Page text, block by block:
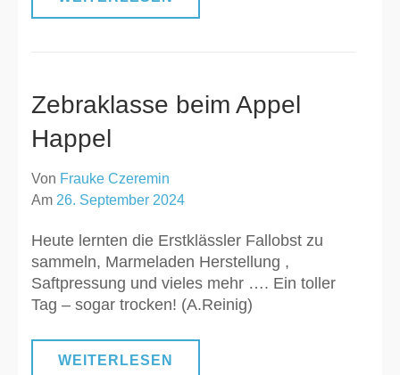
Zebraklasse beim Appel
Happel
Von Frauke Czeremin
Am 26. September 2024
Heute lernten die Erstklässler Fallobst zu
sammeln, Marmeladen Herstellung ,
Saftpressung und vieles mehr …. Ein toller
Tag – sogar trocken! (A.Reinig)
WEITERLESEN